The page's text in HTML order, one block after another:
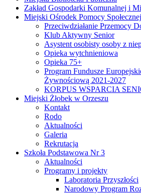
Zakład Gospodarki Komunalnej i
Miejski Ośrodek Pomocy Społecznej
Przeciwdziałanie Przemocy
Klub Aktywny Senior
Asystent osobisty osoby z
Opieka wytchnieniowa
Opieka 75+
Program Fundusze
Żywnościową 2021-2027
KORPUS WSPARCIA
Miejski Żłobek w Orzeszu
Kontakt
Rodo
Aktualności
Galeria
Rekrutacja
Szkoła Podstawowa Nr 3
Aktualności
Programy i projekty
Laboratoria Przyszłości
Narodowy Program